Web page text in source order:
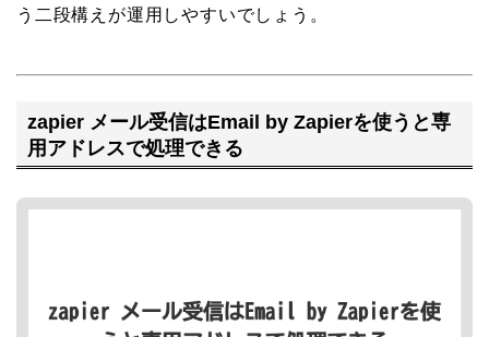
う二段構えが運用しやすいでしょう。
zapier メール受信はEmail by Zapierを使うと専
用アドレスで処理できる